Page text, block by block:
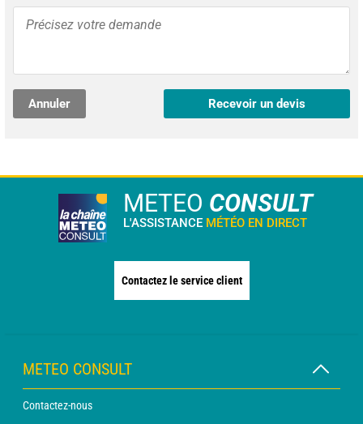
Annuler Recevoir un devis
METEO CONSULT
L'ASSISTANCE MÉTÉO EN DIRECT
Contactez le service client
METEO CONSULT
Contactez-nous